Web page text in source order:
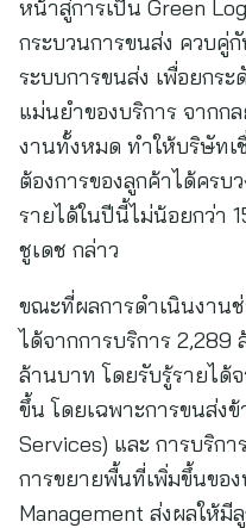
หน้าสู่การเป็น Green
กระบวนการขนส่ง ควบคู่
ระบบการขนส่ง เพื่อยกระ
แม่นยำของบริการ จากก
งานทั้งหมด ทำให้บริษัทเ
ต้องการของลูกค้าได้ครบ
รายได้ในปีนี้ไม่น้อยกว่า
ชูเดช กล่าว
ขณะที่ผลการดำเนินงาน
ได้จากการบริการ 2,289
ล้านบาท โดยรับรู้รายได้
ขึ้น โดยเฉพาะการขนส่ง
Services) และ การบริก
การขยายพื้นที่เพิ่มขึ้นของ
Management ส่งผลให้